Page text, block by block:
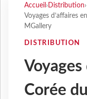
Accueil › Distribution›
Voyages d’affaires
MGallery
DISTRIBUTION
Voyages
Corée